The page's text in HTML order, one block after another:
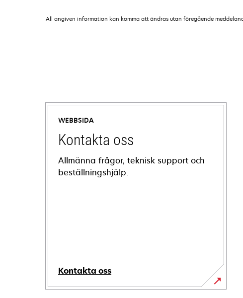
All angiven information kan komma att ändras utan föregående
WEBBSIDA
Kontakta oss
Allmänna frågor, teknisk support och
beställningshjälp.
Kontakta oss